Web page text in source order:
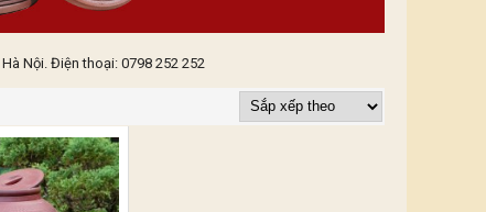
Nội. Điện thoại: 0798 252 252